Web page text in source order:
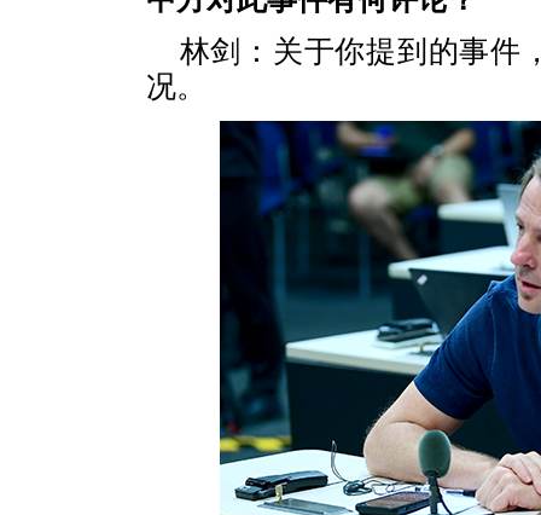
林剑： 关于你提到的事件
况。